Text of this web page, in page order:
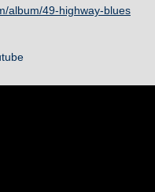
album/49-highway-blues